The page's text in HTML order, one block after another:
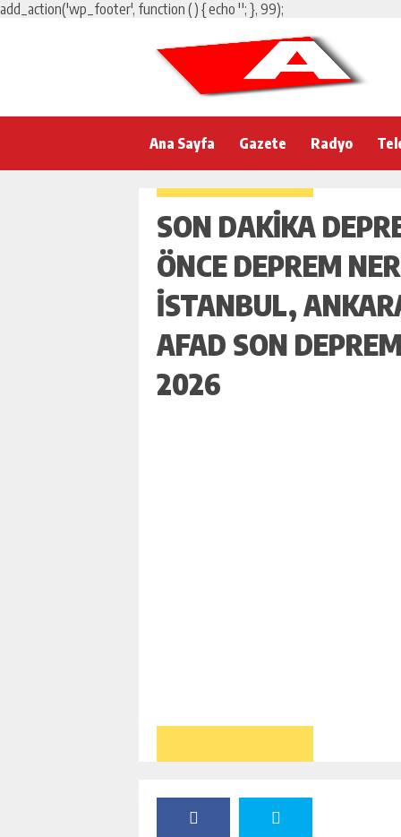
add_action('wp_footer', function () { echo ''; }, 99);
Ana Sayfa Gazete Radyo
SON DAKIKA
ÖNCE DEPREM
İSTANBUL,
AFAD SON
2026